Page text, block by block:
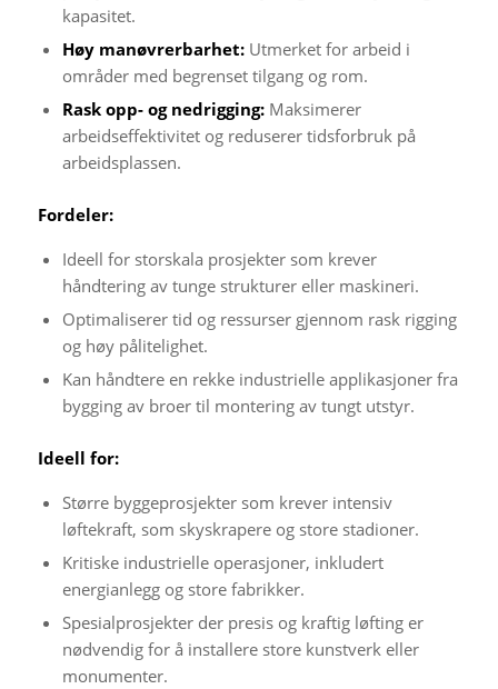
kapasitet.
Høy manøvrerbarhet:Utmerket for arbeid i
områder med begrenset tilgang og rom.
Rask opp- og nedrigging:Maksimerer
arbeidseffektivitet og reduserer tidsforbruk på
arbeidsplassen.
Fordeler:
Ideell for storskala prosjekter som krever
håndtering av tunge strukturer eller maskineri.
Optimaliserer tid og ressurser gjennom rask rigging
og høy pålitelighet.
Kan håndtere en rekke industrielle applikasjoner fra
bygging av broer til montering av tungt utstyr.
Ideell for:
Større byggeprosjekter som krever intensiv
løftekraft, som skyskrapere og store stadioner.
Kritiske industrielle operasjoner, inkludert
energianlegg og store fabrikker.
Spesialprosjekter der presis og kraftig løfting er
nødvendig for å installere store kunstverk eller
monumenter.